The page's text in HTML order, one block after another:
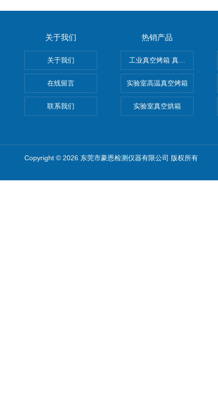
关于我们
关于我们
在线留言
联系我们
热销产品
工业真空烤箱 真空烘箱
实验室高温真空烤箱
实验室真空烘箱
Copyright © 2026 东莞市豪恩检测仪器有限公司 版权所有